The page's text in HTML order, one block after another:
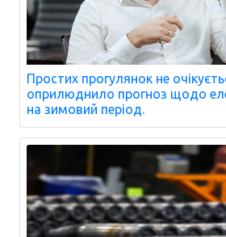
Простих прогулянок не
оприлюднило прогноз щодо
на зимовий період.